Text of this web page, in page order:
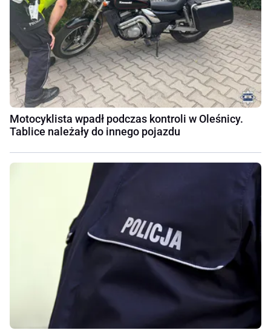
Motocyklista wpadł podczas kontroli w Oleśnicy.
Tablice należały do innego pojazdu